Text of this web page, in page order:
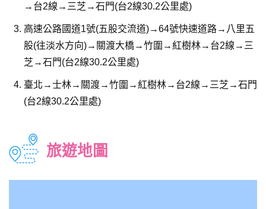
→台2線→三芝→石門(台2線30.2公里處)
高速公路國道1號(五股交流道)→64號快速道路→八里五
股(往淡水方向)→關渡大橋→竹圍→紅樹林→台2線→三
芝→石門(台2線30.2公里處)
臺北→士林→關渡→竹圍→紅樹林→台2線→三芝→石門
(台2線30.2公里處)
旅遊地圖